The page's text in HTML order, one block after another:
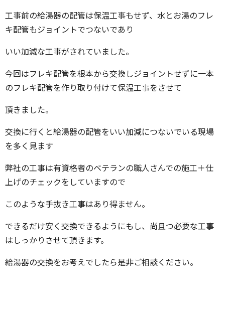
工事前の給湯器の配管は保温工事もせず、水とお湯のフレ
キ配管もジョイントでつないであり
いい加減な工事がされていました。
今回はフレキ配管を根本から交換しジョイントせずに一本
のフレキ配管を作り取り付けて保温工事をさせて
頂きました。
交換に行くと給湯器の配管をいい加減につないでいる現場
を多く見ます
弊社の工事は有資格者のベテランの職人さんでの施工＋仕
上げのチェックをしていますので
このような手抜き工事はあり得ません。
できるだけ安く交換できるようにもし、尚且つ必要な工事
はしっかりさせて頂きます。
給湯器の交換をお考えでしたら是非ご相談ください。